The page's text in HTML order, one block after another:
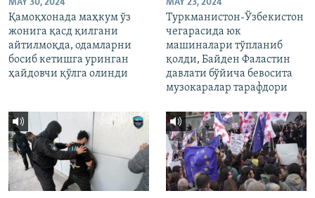
MAY 30, 2024
Қамоқхонада маҳкум ўз
жонига қасд қилгани
айтилмоқда, одамларни
босиб кетишга уринган
ҳайдовчи қўлга олинди
MAY 23, 2024
Туркманистон-Ўзбекистон
чегарасида юк
машиналари тўпланиб
қолди, Байден Фаластин
давлати бўйича бевосита
музокаралар тарафдори